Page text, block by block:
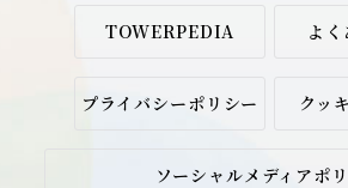
TOWERPEDIA よ
プライバシーポリシー クッ
ソーシャルメディアポ